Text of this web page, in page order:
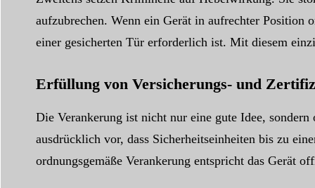
aufzubrechen. Wenn ein Gerät in aufrechter Position
einer gesicherten Tür erforderlich ist. Mit diesem
Erfüllung von Versicherungs- und
Die Verankerung ist nicht nur eine gute Idee,
ausdrücklich vor, dass Sicherheitseinheiten bis zu
ordnungsgemäße Verankerung entspricht das Gerät